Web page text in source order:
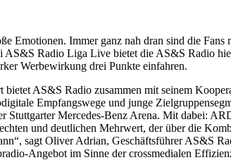
Emotionen. Immer ganz nah dran sind die Fans
Radio Liga Live bietet die AS&S Radio
Werbewirkung drei Punkte einfahren.
AS&S Radio zusammen mit seinem
Empfangswege und junge
Stuttgarter Mercedes-Benz Arena. Mit dabei:
und deutlichen Mehrwert, der über die
sagt Oliver Adrian, Geschäftsführer AS&S
Angebot im Sinne der crossmedialen